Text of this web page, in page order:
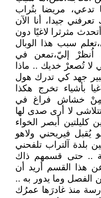
تدعي، مريضا بتُراب
جيدا، أنا الآن
مثرثرا لاغيًا دون
سبب هذا الوبال
اُنظرْ إليّ،تمعن في
تُصعرْ خديك .. ماذا
جهد كي تدرك هول
بأشياء تخرج هكذا
مِنْ خشاش فراغ في
لا أرى صدى لها
كليلتين أبصر الخواء
يُقبل فيريحني ولاهو
بلدة آلتراب تلفحني
.. حتى قسمهم ذاك
هذا القسم أريد أن
الفصل وما يدور به ..
منذ غادرَها عمرُك